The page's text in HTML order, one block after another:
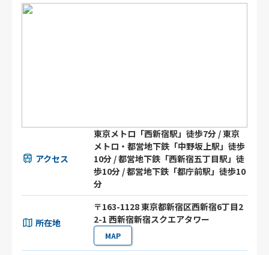
アクセス
東京メトロ「西新宿駅」徒歩7分 / 東京
メトロ・都営地下鉄「中野坂上駅」徒歩
10分 / 都営地下鉄「西新宿五丁目駅」徒
歩10分 / 都営地下鉄「都庁前駅」徒歩10
分
所在地
〒163-1128 東京都新宿区西新宿6丁目2
2-1 西新宿新宿スクエアタワー
MAP